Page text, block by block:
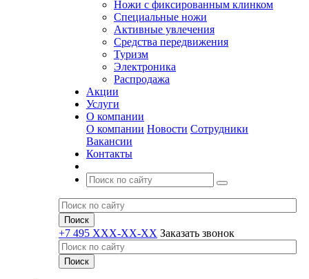
Ножи с фиксированным клинком
Специальные ножи
Активные увлечения
Средства передвижения
Туризм
Электроника
Распродажа
Акции
Услуги
О компании
О компании Новости Сотрудники
Вакансии
Контакты
+7 495 XXX-XX-XX Заказать звонок